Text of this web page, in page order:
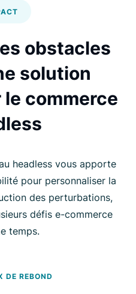
obstacles
solution
commerce
headless vous apporte
pour personnaliser la
des perturbations,
défis e-commerce
temps.
DE REBOND